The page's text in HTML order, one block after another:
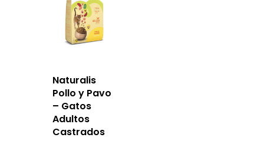
Naturalis
Pollo y Pavo
– Gatos
Adultos
Castrados